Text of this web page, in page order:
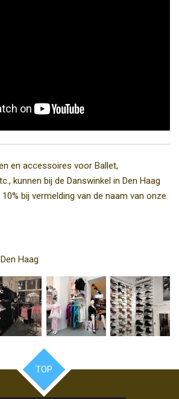
en accessoires voor Ballet,
kunnen bij de Danswinkel in Den Haag
bij vermelding van de naam van onze
Haag
TOP